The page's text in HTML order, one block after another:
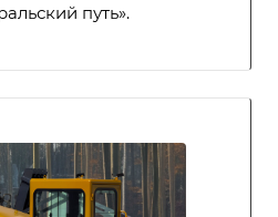
путь».